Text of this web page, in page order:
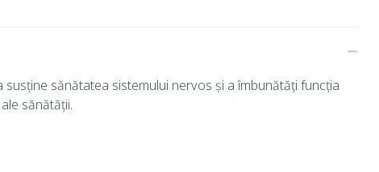
sănătatea sistemului nervos și a îmbunătăți funcția
sănătății.